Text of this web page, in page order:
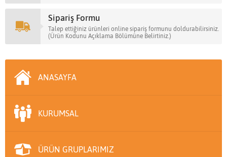
Sipariş Formu
Talep ettiğiniz ürünleri online sipariş formunu doldurabilirsiniz.
(Ürün Kodunu Açıklama Bölümüne Belirtiniz.)
ANASAYFA
KURUMSAL
ÜRÜN GRUPLARIMIZ